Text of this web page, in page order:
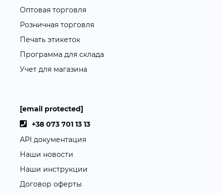
Оптовая торговля
Розничная торговля
Печать этикеток
Программа для склада
Учет для магазина
[email protected]
+38 073 701 13 13
API документация
Наши новости
Наши инструкции
Договор оферты